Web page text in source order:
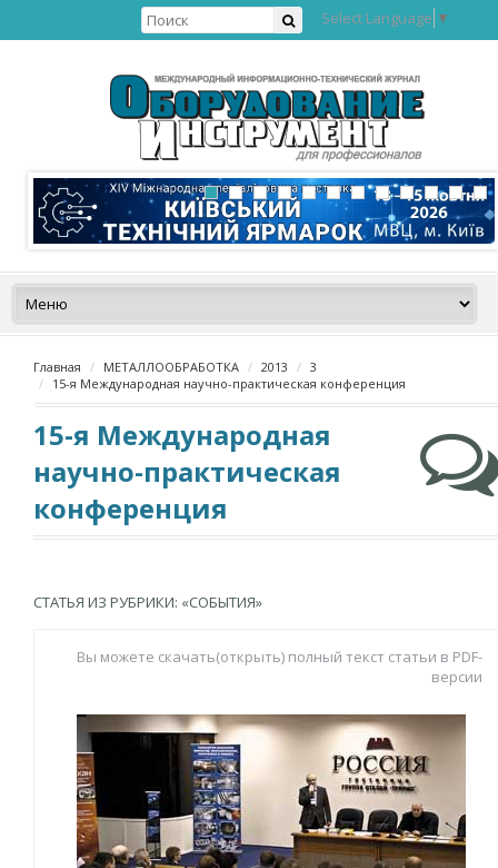
Select Language ▼
Главная МЕТАЛЛООБРАБОТКА 2013
3
15-я Международная научно-практическая конференция
15-я Международная
научно-практическая
конференция
СТАТЬЯ ИЗ РУБРИКИ: «СОБЫТИЯ»
Вы можете скачать(открыть) полный текст статьи в PDF-
версии